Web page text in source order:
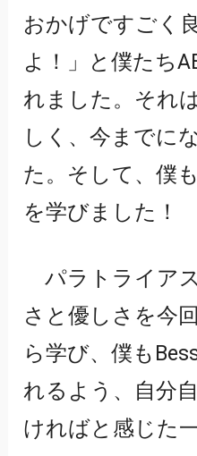
おかげですごく
よ！」と僕たち
れました。それ
しく、今までに
た。そして、僕
を学びました！
パラトライア
さと優しさを今
ら学び、僕も
れるよう、自分
ければと感じた